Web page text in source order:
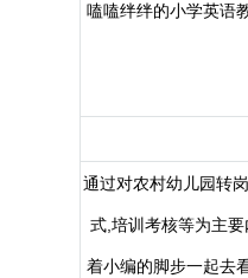
嗑嗑绊绊的小学英语
通过对农村幼儿园转
式,培训考核等为主
着小编的脚步一起去